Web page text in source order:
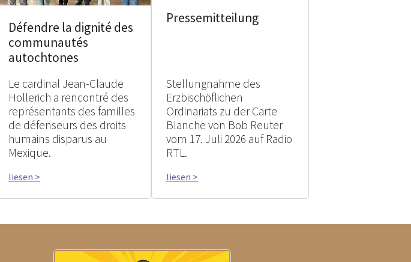
Défendre la dignité des
communautés
autochtones
Le cardinal Jean-Claude
Hollerich a rencontré des
représentants des familles
de défenseurs des droits
humains disparus au
Mexique.
liesen >
Pressemitteilung
Stellungnahme des
Erzbischöflichen
Ordinariats zu der Carte
Blanche von Bob Reuter
vom 17. Juli 2026 auf Radio
RTL.
liesen >